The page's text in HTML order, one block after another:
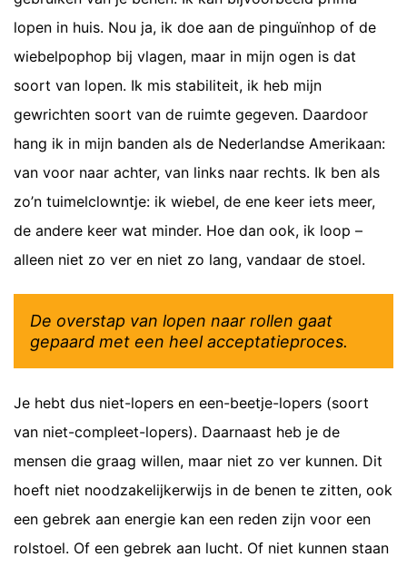
lopen in huis. Nou ja, ik doe aan de pinguïnhop of de
wiebelpophop bij vlagen, maar in mijn ogen is dat
soort van lopen. Ik mis stabiliteit, ik heb mijn
gewrichten soort van de ruimte gegeven. Daardoor
hang ik in mijn banden als de Nederlandse Amerikaan:
van voor naar achter, van links naar rechts. Ik ben als
zo’n tuimelclowntje: ik wiebel, de ene keer iets meer,
de andere keer wat minder. Hoe dan ook, ik loop –
alleen niet zo ver en niet zo lang, vandaar de stoel.
De overstap van lopen naar rollen gaat
gepaard met een heel acceptatieproces.
Je hebt dus niet-lopers en een-beetje-lopers (soort
van niet-compleet-lopers). Daarnaast heb je de
mensen die graag willen, maar niet zo ver kunnen. Dit
hoeft niet noodzakelijkerwijs in de benen te zitten, ook
een gebrek aan energie kan een reden zijn voor een
rolstoel. Of een gebrek aan lucht. Of niet kunnen staan